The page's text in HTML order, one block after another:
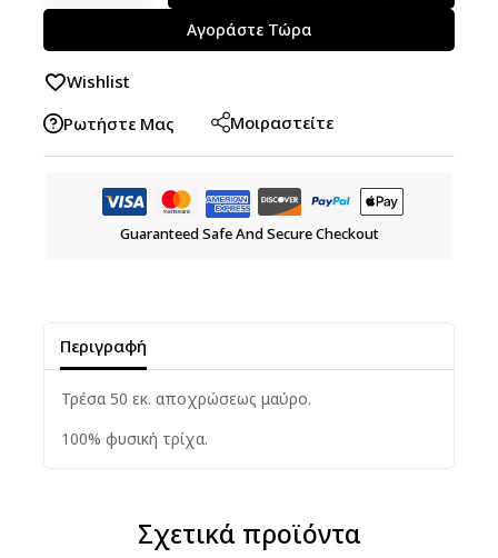
Αγοράστε Τώρα
Wishlist
Ρωτήστε Μας
Μοιραστείτε
Guaranteed Safe And Secure Checkout
Περιγραφή
Τρέσα 50 εκ. αποχρώσεως μαύρο.
100% φυσική τρίχα.
Σχετικά προϊόντα